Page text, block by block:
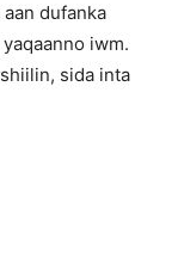
dufanka
iwm.
sida inta